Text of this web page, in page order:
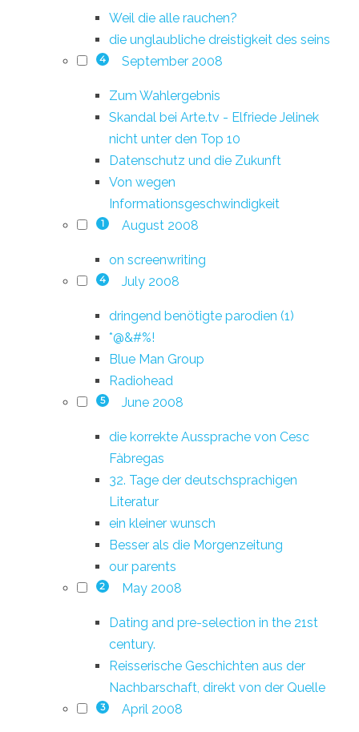
Weil die alle rauchen?
die unglaubliche dreistigkeit des seins
4 September 2008
Zum Wahlergebnis
Skandal bei Arte.tv - Elfriede Jelinek
nicht unter den Top 10
Datenschutz und die Zukunft
Von wegen
Informationsgeschwindigkeit
1 August 2008
on screenwriting
4 July 2008
dringend benötigte parodien (1)
*@&#%!
Blue Man Group
Radiohead
5 June 2008
die korrekte Aussprache von Cesc
Fàbregas
32. Tage der deutschsprachigen
Literatur
ein kleiner wunsch
Besser als die Morgenzeitung
our parents
2 May 2008
Dating and pre-selection in the 21st
century.
Reisserische Geschichten aus der
Nachbarschaft, direkt von der Quelle
3 April 2008